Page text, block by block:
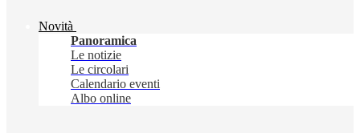
Novità
Panoramica
Le notizie
Le circolari
Calendario eventi
Albo online